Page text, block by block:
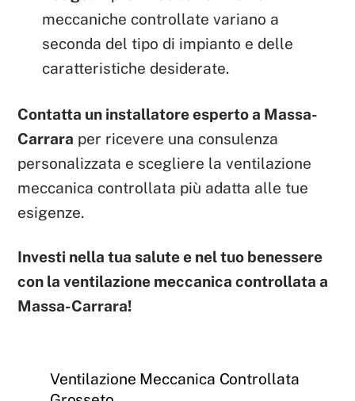
meccaniche controllate variano a
seconda del tipo di impianto e delle
caratteristiche desiderate.
Contatta un installatore esperto a Massa-
Carrara per ricevere una consulenza
personalizzata e scegliere la ventilazione
meccanica controllata più adatta alle tue
esigenze.
Investi nella tua salute e nel tuo benessere
con la ventilazione meccanica controllata a
Massa-Carrara!
Ventilazione Meccanica Controllata